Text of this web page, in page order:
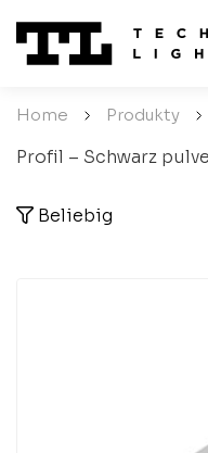
Home / Produkty /
Profil – Schwarz
Beliebig